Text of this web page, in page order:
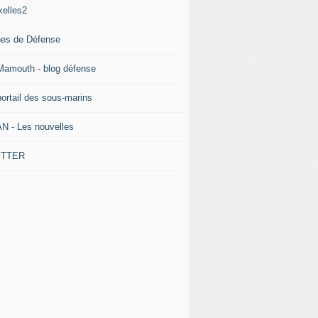
de Défense
- blog défense
des sous-marins
- Les nouvelles